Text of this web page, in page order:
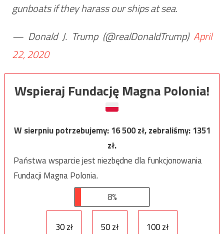
gunboats if they harass our ships at sea.
— Donald J. Trump (@realDonaldTrump)April
22, 2020
Wspieraj Fundację Magna Polonia!
W sierpniu potrzebujemy:16 500zł, zebraliśmy:1351
zł.
Państwa wsparcie jest niezbędne dla funkcjonowania
Fundacji Magna Polonia.
8%
30 zł 50 zł 100 zł